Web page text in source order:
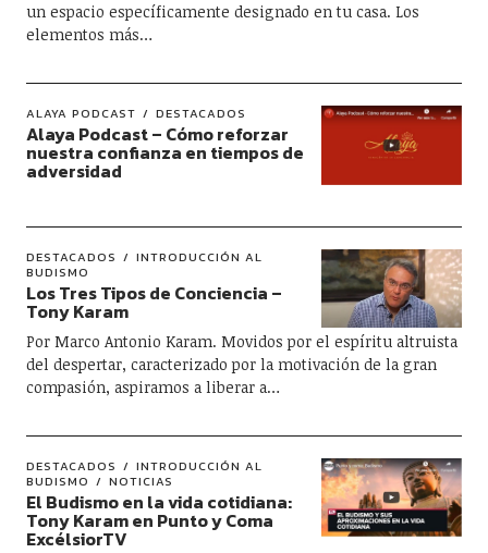
un espacio específicamente designado en tu casa. Los
elementos más…
ALAYA PODCAST DESTACADOS
Alaya Podcast – Cómo reforzar
nuestra confianza en tiempos de
adversidad
DESTACADOS
INTRODUCCIÓN AL
BUDISMO
Los Tres Tipos de Conciencia –
Tony Karam
Por Marco Antonio Karam. Movidos por el espíritu altruista
del despertar, caracterizado por la motivación de la gran
compasión, aspiramos a liberar a…
DESTACADOS
INTRODUCCIÓN AL
BUDISMO
NOTICIAS
El Budismo en la vida cotidiana:
Tony Karam en Punto y Coma
ExcélsiorTV